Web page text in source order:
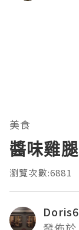
美食
醬味雞腿
瀏覽次數:6881
Doris6